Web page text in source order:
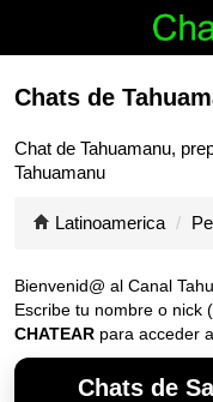
Chats de
Chat de Tahuamanu,
Tahuamanu
Latinoamerica
Bienvenid@ al Canal
Escribe tu nombre o nick
CHATEAR para acceder
Chats de